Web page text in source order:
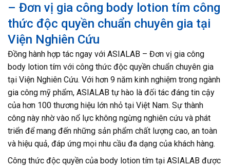
– Đơn vị gia công body lotion tím công
thức độc quyền chuẩn chuyên gia tại
Viện Nghiên Cứu
Đồng hành hợp tác ngay với ASIALAB – Đơn vị gia công
body lotion tím với công thức độc quyền chuẩn chuyên gia
tại Viện Nghiên Cứu. Với hơn 9 năm kinh nghiệm trong ngành
gia công mỹ phẩm, ASIALAB tự hào là đối tác đáng tin cậy
của hơn 100 thương hiệu lớn nhỏ tại Việt Nam. Sự thành
công này nhờ vào nổ lực không ngừng nghiên cứu và phát
triển để mang đến những sản phẩm chất lượng cao, an toàn
và hiệu quả, đáp ứng mọi nhu cầu đa dạng của khách hàng.
Công thức độc quyền của body lotion tím tại ASIALAB được